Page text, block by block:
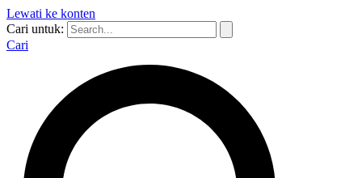
Lewati ke konten
Cari untuk:
Cari